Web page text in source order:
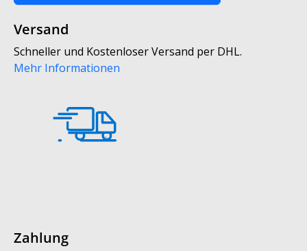
Versand
Schneller und Kostenloser Versand per DHL.
Mehr Informationen
Zahlung